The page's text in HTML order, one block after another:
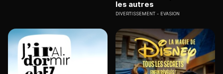
les autres
DIVERTISSEMENT EVASION